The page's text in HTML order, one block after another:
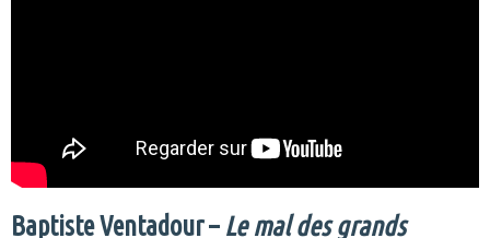
Baptiste Ventadour – Le mal des grands